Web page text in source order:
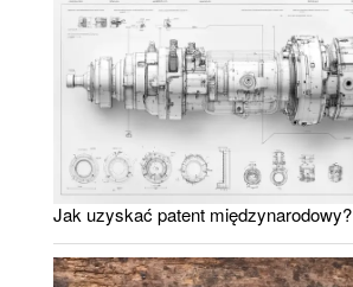
Jak uzyskać patent międzynarodowy?